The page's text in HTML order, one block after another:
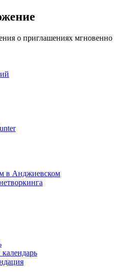
о приглашениях мгновенно
в Анджиевском